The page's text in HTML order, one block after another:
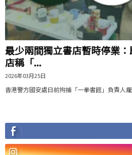
最少兩間獨立書店暫時停業
店稱「...
2026年03月25日
香港警方國安處日前拘捕「一拳書館」負責人